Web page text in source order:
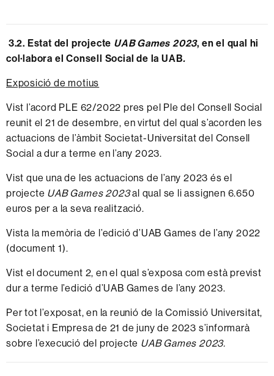
3.2. Estat del projecte UAB Games 2023, en el qual hi
col·labora el Consell Social de la UAB.
Exposició de motius
Vist l’acord PLE 62/2022 pres pel Ple del Consell Social
reunit el 21 de desembre, en virtut del qual s’acorden les
actuacions de l’àmbit Societat-Universitat del Consell
Social a dur a terme en l’any 2023.
Vist que una de les actuacions de l’any 2023 és el
projecte UAB Games 2023al qual se li assignen 6.650
euros per a la seva realització.
Vista la memòria de l’edició d’UAB Games de l’any 2022
(document 1).
Vist eldocument 2, en el qual s’exposa com està previst
dur a terme l’edició d’UAB Games de l’any 2023.
Per tot l’exposat, en la reunió de la Comissió Universitat,
Societat i Empresa de 21 de juny de 2023 s’informarà
sobre l’execució del projecte UAB Games 2023.